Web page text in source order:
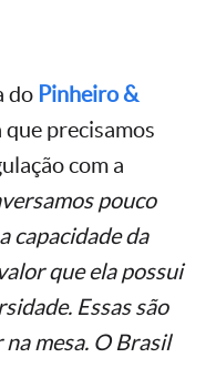
do Pinheiro &
que precisamos
com a
pouco
capacidade da
que ela possui
Essas são
mesa. O Brasil